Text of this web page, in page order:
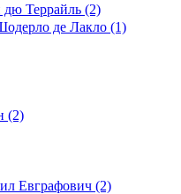
Террайль (2)
де Лакло (1)
(2)
Евграфович (2)